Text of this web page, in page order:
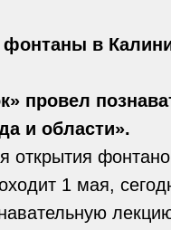
фонтаны в
провел
и области».
открытия
1 мая,